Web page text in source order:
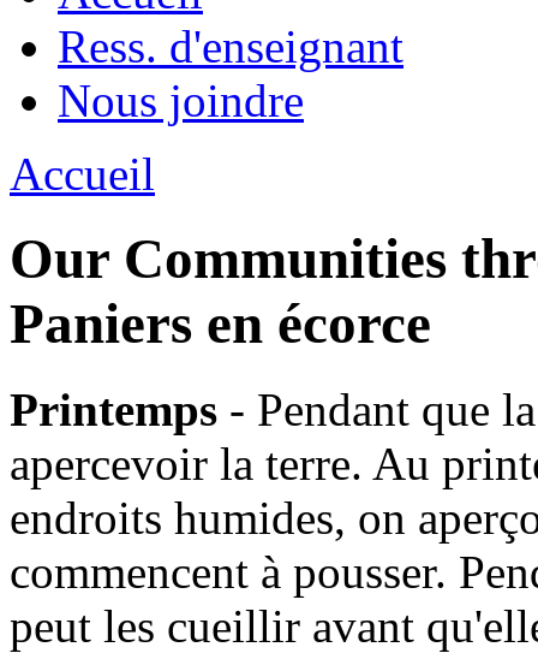
Ress. d'enseignant
Nous joindre
Accueil
Our Communities
Paniers en écorce
Printemps - Pendant que
apercevoir la terre. Au
endroits humides, on
commencent à pousser.
peut les cueillir avant